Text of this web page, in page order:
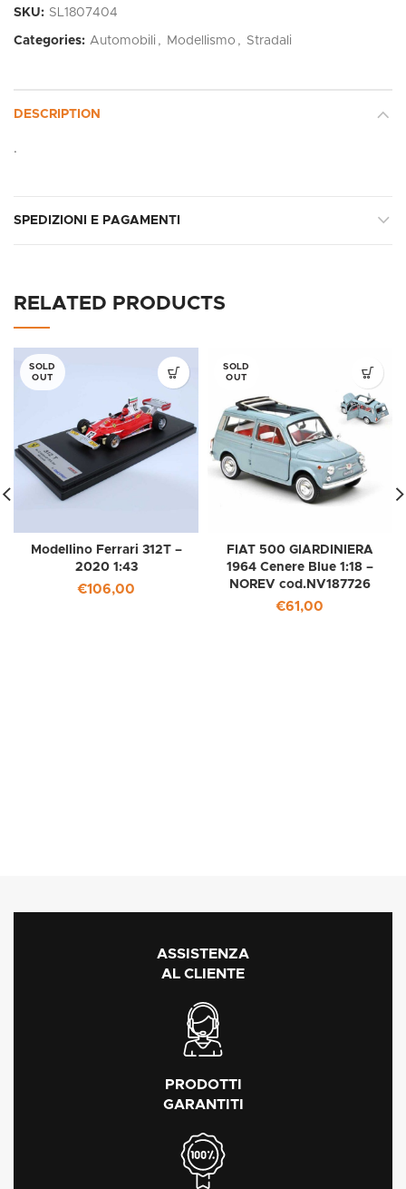
SKU: SL1807404
Categories: Automobili , Modellismo , Stradali
DESCRIPTION
.
SPEDIZIONI E PAGAMENTI
RELATED PRODUCTS
SOLD
OUT
Modellino Ferrari 312T –
2020 1:43
€106,00
SOLD
OUT
FIAT 500 GIARDINIERA
1964 Cenere Blue 1:18 –
NOREV cod.NV187726
€61,00
ASSISTENZA
AL CLIENTE
PRODOTTI
GARANTITI